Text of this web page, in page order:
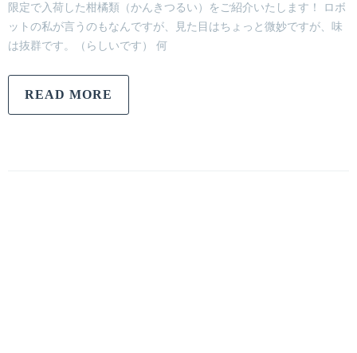
限定で入荷した柑橘類（かんきつるい）をご紹介いたします！ ロボ
ットの私が言うのもなんですが、見た目はちょっと微妙ですが、味
は抜群です。（らしいです） 何
READ MORE